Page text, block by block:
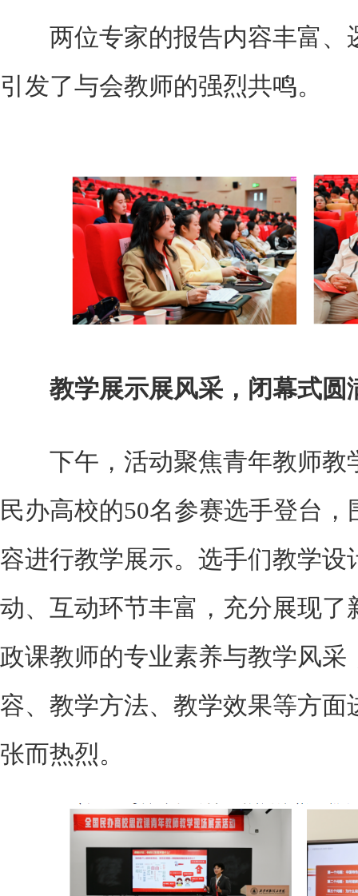
两位专家的报告内容丰富、
引发了与会教师的强烈共鸣。
教学展示展风采，闭幕式圆
下午，活动聚焦青年教师教
民办高校的50名参赛选手登台
容进行教学展示。选手们教学设
动、互动环节丰富，充分展现了
政课教师的专业素养与教学风采
容、教学方法、教学效果等方面
张而热烈。